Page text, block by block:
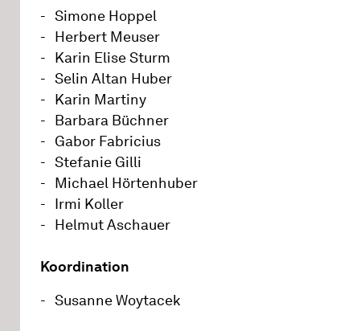
Simone Hoppel
Herbert Meuser
Karin Elise Sturm
Selin Altan Huber
Karin Martiny
Barbara Büchner
Gabor Fabricius
Stefanie Gilli
Michael Hörtenhuber
Irmi Koller
Helmut Aschauer
Koordination
Susanne Woytacek